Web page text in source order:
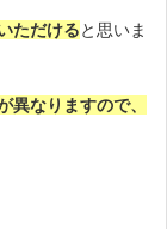
ただけると思いま
異なりますので、